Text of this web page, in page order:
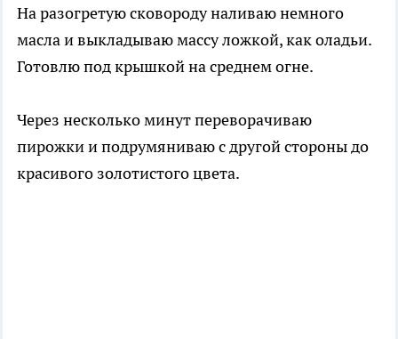
На разогретую сковороду наливаю немного
масла и выкладываю массу ложкой, как оладьи.
Готовлю под крышкой на среднем огне.
Через несколько минут переворачиваю
пирожки и подрумяниваю с другой стороны до
красивого золотистого цвета.